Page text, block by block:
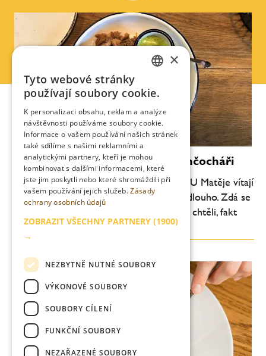
Chtěli jsme na večeři k Janu Punčocháři
Každý tam chce, každý tam jednou musí. U Matěje vítají
hosty od roku 2019, což rozhodně není dlouho. Zdá se
ale, že jich hostili už celé davy. A my jsme chtěli, fakt
jsme chtěli, ale nebylo nám to...
ENGLISH
×
Tyto webové stránky
používají soubory cookie.
K personalizaci obsahu, reklam a analýze
návštěvnosti používáme soubory cookie.
Informace o vašem používání našich stránek
také sdílíme s našimi reklamními a
analytickými partnery, kteří je mohou
kombinovat s dalšími informacemi, které
jste jim poskytli nebo které shromáždili při
vašem používání jejich služeb.Zásady
ochrany osobních údajů
ZOBRAZIT VŠECHNY PARTNERY (1900)
→
NEZBYTNĚ NUTNÉ SOUBORY
VÝKONOVÉ SOUBORY
SOUBORY CÍLENÍ
FUNKČNÍ SOUBORY
NEZAŘAZENÉ SOUBORY